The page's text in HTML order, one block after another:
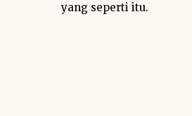
yang seperti itu.